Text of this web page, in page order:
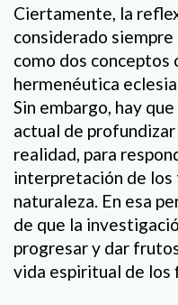
Ciertamente, la
considerado
como dos conceptos
hermenéutica
Sin embargo, hay
actual de
realidad, para
interpretación de los
naturaleza. En esa
de que la
progresar y dar
vida espiritual de los